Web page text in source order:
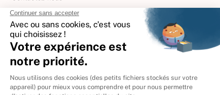
International
🇪🇸Espagne
🇮🇹Italie